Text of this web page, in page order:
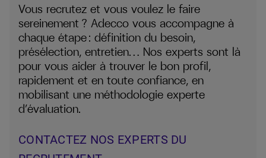
Vous recrutez et vous voulez le faire
sereinement ? Adecco vous accompagne à
chaque étape : définition du besoin,
présélection, entretien… Nos experts sont là
pour vous aider à trouver le bon profil,
rapidement et en toute confiance, en
mobilisant une méthodologie experte
d’évaluation.
CONTACTEZ NOS EXPERTS DU